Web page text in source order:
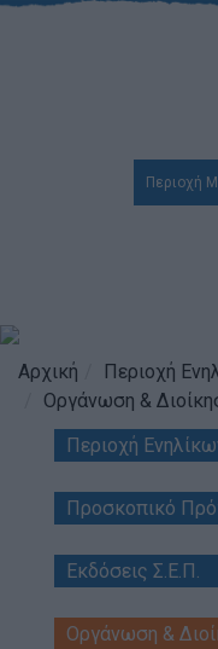
Περιοχή
Προσκοπισμός
Ιστορία
Διοίκηση
Χορηγοί &
Βραβεία &
Απολογισμός Έργου
Τι κάνουμε
Αρχική
Περιοχή
Οργάνωση &
Περιοχή
Προσκοπικό
Εκδόσεις Σ.Ε.Π.
Οργάνωση &